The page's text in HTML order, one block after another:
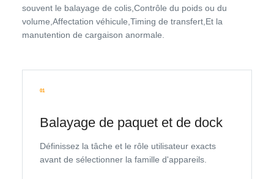
souvent le balayage de colis,Contrôle du poids ou du
volume,Affectation véhicule,Timing de transfert,Et la
manutention de cargaison anormale.
01
Balayage de paquet et de dock
Définissez la tâche et le rôle utilisateur exacts
avant de sélectionner la famille d'appareils.